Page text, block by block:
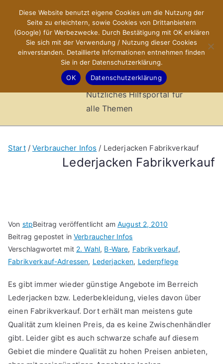
springen
X-Sites.de
–
Hilfsportal
Nützliches Hilfsportal für
alle Themen
Lederjacken Fabrikverkauf
Start Verbraucher Infos Lederjacken Fabrikverkauf
Von stpBeitrag veröffentlicht am August 2, 2010
Beitrag gepostet inVerbraucher Infos
Verschlagwortet mit 2. Wahl, B-Ware, Fabrikverkauf,
Fabrikverkauf-Adressen, Lederjacken, Lederpflege
Es gibt immer wieder günstige Angebote im Berreich
Lederjacken bzw. Lederbekleidung, vieles davon über
einen Fabrikverkauf. Dort erhält man meistens gute
Qualität zum kleinen Preis, da es keine Zwischenhändler
gibt. Leider gibt es auch schwarze schafe auf diesem
Gebiet die mindere Qualität zu hohen Preisen anbieten,
Diese Website benutzt eigene Cookies um die Nutzung der
Seite zu erleichtern, sowie Cookies von Drittanbietern
(Google) für Werbezwecke. Durch Bestätigung mit OK erklären
Sie sich mit der Verwendung / Nutzung dieser Cookies
einverstanden. Detaillierte Informationen entnehmen finden
Sie in der Datenschutzerklärung.
OK
Datenschutzerklärung